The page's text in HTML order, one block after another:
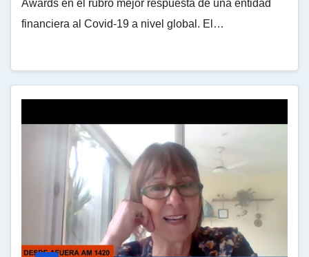
Awards en el rubro mejor respuesta de una entidad
financiera al Covid-19 a nivel global. El…